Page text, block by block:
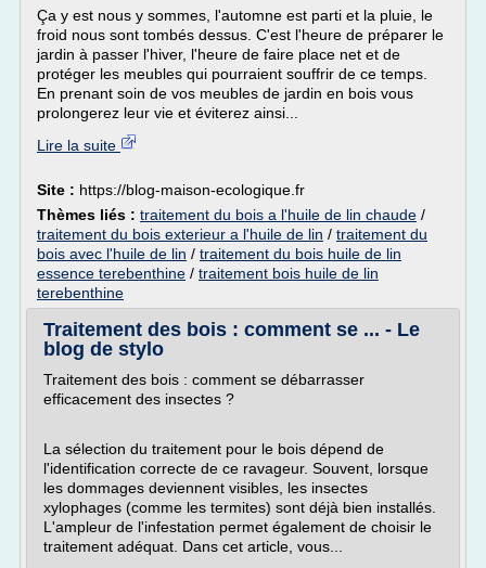
Ça y est nous y sommes, l'automne est parti et la pluie, le
froid nous sont tombés dessus. C'est l'heure de préparer le
jardin à passer l'hiver, l'heure de faire place net et de
protéger les meubles qui pourraient souffrir de ce temps.
En prenant soin de vos meubles de jardin en bois vous
prolongerez leur vie et éviterez ainsi...
Lire la suite
Site : https://blog-maison-ecologique.fr
Thèmes liés : traitement du bois a l'huile de lin chaude /
traitement du bois exterieur a l'huile de lin / traitement du
bois avec l'huile de lin / traitement du bois huile de lin
essence terebenthine / traitement bois huile de lin
terebenthine
Traitement des bois : comment se ... - Le
blog de stylo
Traitement des bois : comment se débarrasser
efficacement des insectes ?
La sélection du traitement pour le bois dépend de
l'identification correcte de ce ravageur. Souvent, lorsque
les dommages deviennent visibles, les insectes
xylophages (comme les termites) sont déjà bien installés.
L'ampleur de l'infestation permet également de choisir le
traitement adéquat. Dans cet article, vous...